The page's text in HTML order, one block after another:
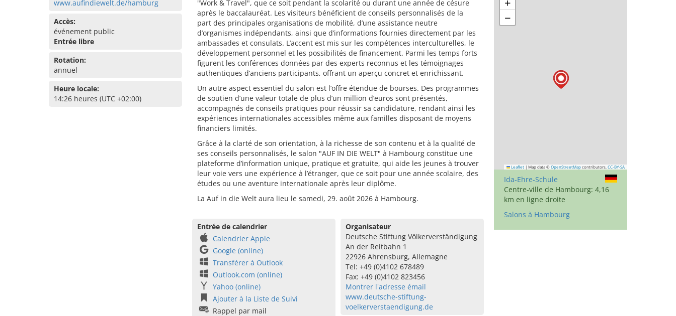
www.aufindiewelt.de/hamburg
Accès:
événement public
Entrée libre
Rotation:
annuel
Heure locale:
14:26 heures (UTC +02:00)
"Work & Travel", que ce soit pendant la scolarité ou durant une année de césure
après le baccalauréat. Les visiteurs bénéficient de conseils personnalisés de la
part des principales organisations de mobilité, d’une assistance neutre
d’organismes indépendants, ainsi que d’informations fournies directement par les
ambassades et consulats. L’accent est mis sur les compétences interculturelles, le
développement personnel et les possibilités de financement. Parmi les temps forts
figurent les conférences données par des experts reconnus et les témoignages
authentiques d’anciens participants, offrant un aperçu concret et enrichissant.
Un autre aspect essentiel du salon est l’offre étendue de bourses. Des programmes
de soutien d’une valeur totale de plus d’un million d’euros sont présentés,
accompagnés de conseils pratiques pour réussir sa candidature, rendant ainsi les
expériences internationales accessibles même aux familles disposant de moyens
financiers limités.
Grâce à la clarté de son orientation, à la richesse de son contenu et à la qualité de
ses conseils personnalisés, le salon "AUF IN DIE WELT" à Hambourg constitue une
plateforme d’information unique, pratique et gratuite, qui aide les jeunes à trouver
leur voie vers une expérience à l’étranger, que ce soit pour une année scolaire, des
études ou une aventure internationale après leur diplôme.
La Auf in die Welt aura lieu le samedi, 29. août 2026 à Hambourg.
Entrée de calendrier
Calendrier Apple
Google (online)
Transférer à Outlook
Outlook.com (online)
Yahoo (online)
Ajouter à la Liste de Suivi
Rappel par mail
Organisateur
Deutsche Stiftung Völkerverständigung
An der Reitbahn 1
22926 Ahrensburg, Allemagne
Tel: +49 (0)4102 678489
Fax: +49 (0)4102 823456
Montrer l'adresse émail
www.deutsche-stiftung-
voelkerverstaendigung.de
−
Leaflet | Map data © OpenStreetMap contributors, CC-BY-SA
Ida-Ehre-Schule
Centre-ville de Hambourg: 4,16
km en ligne droite
Salons à Hambourg